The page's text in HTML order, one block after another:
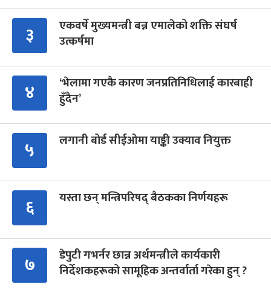
३
एकवर्षे मुख्यमन्त्री बन्न एमालेको शक्ति संघर्ष
उत्कर्षमा
४
‘भेलामा गएकै कारण जनप्रतिनिधिलाई कारबाही
हुँदैन’
५ लगानी बोर्ड सीईओमा याङ्की उक्याव नियुक्त
६ यस्ता छन् मन्त्रिपरिषद् बैठकका निर्णयहरू
७
डेपुटी गभर्नर छान्न अर्थमन्त्रीले कार्यकारी
निर्देशकहरूको सामूहिक अन्तर्वार्ता गरेका हुन् ?